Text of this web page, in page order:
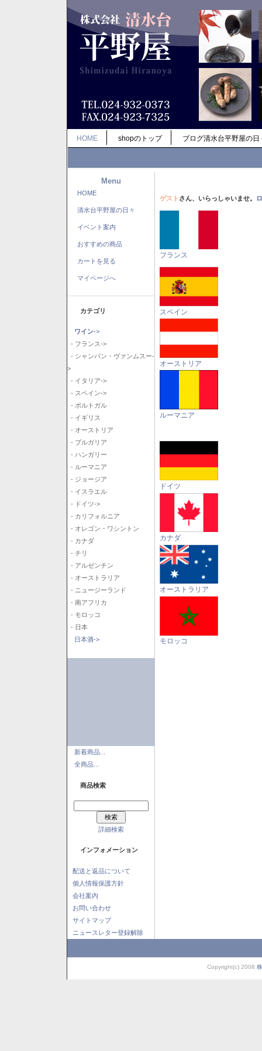
HOME shopのトップ ブログ清水台平野屋の日
Menu
HOME
清水台平野屋の日々
イベント案内
おすすめの商品
カートを見る
マイページへ
カテゴリ
ワイン->
- フランス->
- シャンパン・ヴァンムスー-
>
- イタリア->
- スペイン->
- ポルトガル
- イギリス
- オーストリア
- ブルガリア
- ハンガリー
- ルーマニア
- ジョージア
- イスラエル
- ドイツ->
- カリフォルニア
- オレゴン・ワシントン
- カナダ
- チリ
- アルゼンチン
- オーストラリア
- ニュージーランド
- 南アフリカ
- モロッコ
- 日本
日本酒->
新着商品...
全商品...
商品検索
詳細検索
インフォメーション
配送と返品について
個人情報保護方針
会社案内
お問い合わせ
サイトマップ
ニュースレター登録解除
ゲスト さん、いらっしゃいませ。
フランス
スペイン
オーストリア
ルーマニア
ドイツ
カナダ
オーストラリア
モロッコ
Copyright(c) 2008